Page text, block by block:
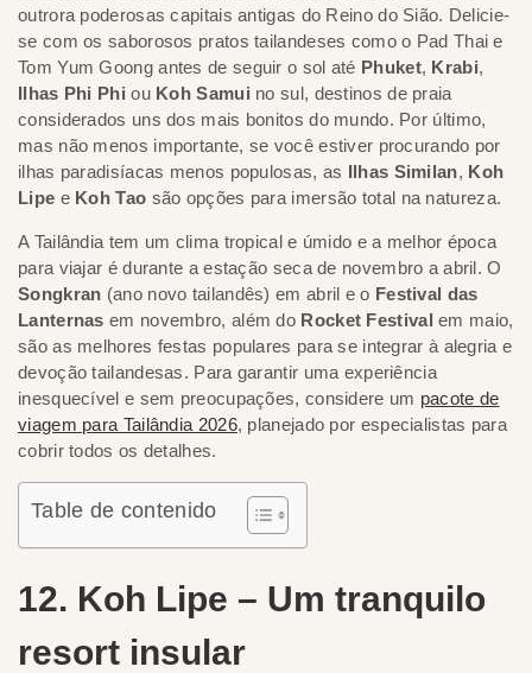
outrora poderosas capitais antigas do Reino do Sião. Delicie-
se com os saborosos pratos tailandeses como o Pad Thai e
Tom Yum Goong antes de seguir o sol até Phuket, Krabi,
Ilhas Phi Phi ou Koh Samui no sul, destinos de praia
considerados uns dos mais bonitos do mundo. Por último,
mas não menos importante, se você estiver procurando por
ilhas paradisíacas menos populosas, as Ilhas Similan, Koh
Lipe e Koh Tao são opções para imersão total na natureza.
A Tailândia tem um clima tropical e úmido e a melhor época
para viajar é durante a estação seca de novembro a abril. O
Songkran (ano novo tailandês) em abril e o Festival das
Lanternas em novembro, além do Rocket Festival em maio,
são as melhores festas populares para se integrar à alegria e
devoção tailandesas. Para garantir uma experiência
inesquecível e sem preocupações, considere um pacote de
viagem para Tailândia 2026, planejado por especialistas para
cobrir todos os detalhes.
Table de contenido
12. Koh Lipe – Um tranquilo
resort insular